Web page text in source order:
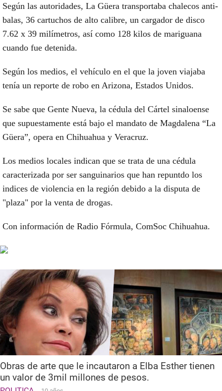
Según las autoridades, La Güera transportaba chalecos anti-
balas, 36 cartuchos de alto calibre, un cargador de disco
7.62 x 39 milímetros, así como 128 kilos de mariguana
cuando fue detenida.
Según los medios, el vehículo en el que la joven viajaba
tenía un reporte de robo en Arizona, Estados Unidos.
Se sabe que Gente Nueva, la cédula del Cártel sinaloense
que supuestamente está bajo el mandato de Magdalena “La
Güera”, opera en Chihuahua y Veracruz.
Los medios locales indican que se trata de una cédula
caracterizada por ser sanguinarios que han repuntdo los
indices de violencia en la región debido a la disputa de
"plaza" por la venta de drogas.
Con información de Radio Fórmula, ComSoc Chihuahua.
Obras de arte que le incautaron a Elba Esther tienen
un valor de 3mil millones de pesos.